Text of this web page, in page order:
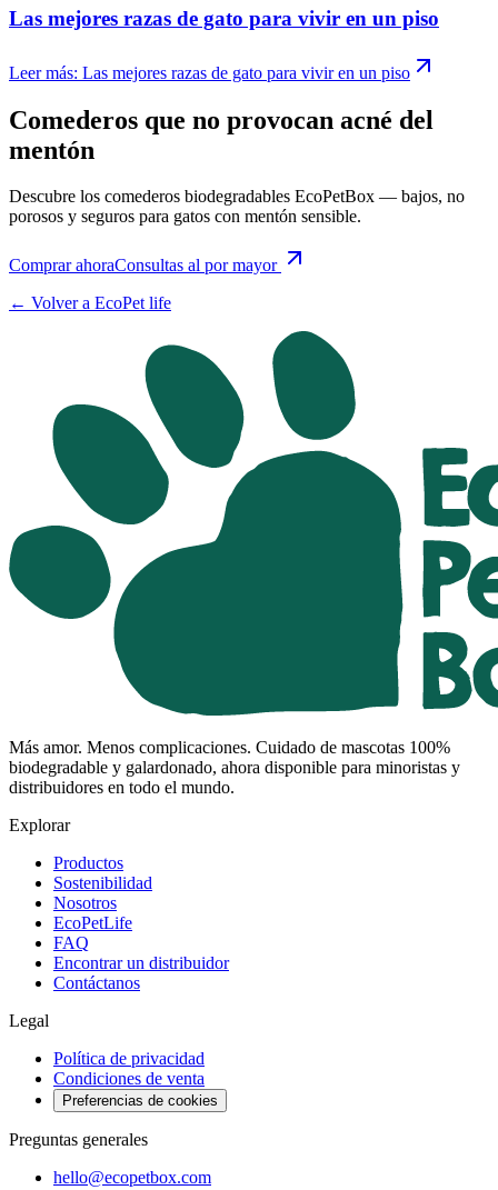
Las mejores razas de gato para vivir en un piso
Leer más: Las mejores razas de gato para vivir en un piso
Comederos que no provocan acné del
mentón
Descubre los comederos biodegradables EcoPetBox — bajos, no
porosos y seguros para gatos con mentón sensible.
Comprar ahoraConsultas al por mayor
← Volver a EcoPet life
Más amor. Menos complicaciones. Cuidado de mascotas 100%
biodegradable y galardonado, ahora disponible para minoristas y
distribuidores en todo el mundo.
Explorar
Productos
Sostenibilidad
Nosotros
EcoPetLife
FAQ
Encontrar un distribuidor
Contáctanos
Legal
Política de privacidad
Condiciones de venta
Preferencias de cookies
Preguntas generales
hello@ecopetbox.com